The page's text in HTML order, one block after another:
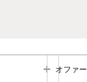
Toggle
オファー